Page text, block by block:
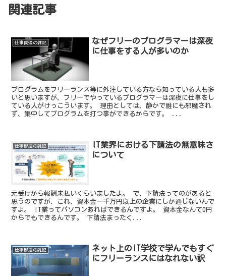
関連記事
仕事関連の雑記
なぜフリーのプログラマーは深夜
に仕事をする人が多いのか
プログラムをフリーランス等に外注している方なら知っている人も多
いと思いますが、フリーでやっているプログラマーは深夜に仕事をし
ている人がけっこういます。 理由としては、静かで誰にも邪魔され
ず、集中してプログラムを打つ事ができるからです。 ...
仕事関連の雑記
IT業界における下請法の無意味さ
について
元受けから報酬未払いくらいましたよ。 で、下請法ってのがあると
思うのですが、これ、資本金一千万円以上の企業にしか通じないんで
すよ。 IT業ってパソコンあればできるんですよ。 資本金なんて0円
からでもできるんです。 下請法まったく...
仕事関連の雑記
ネット上のIT学校で学んでもすぐ
にフリーランスにはなれない訳